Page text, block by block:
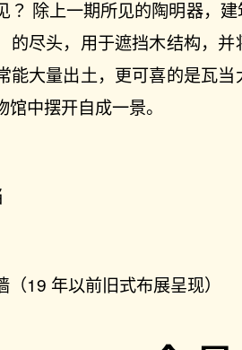
？ 除上一期所见的陶明器，
的尽头，用于遮挡木结构，
能大量出土，更可喜的是瓦
中摆开自成一景。
19 年以前旧式布展呈现）